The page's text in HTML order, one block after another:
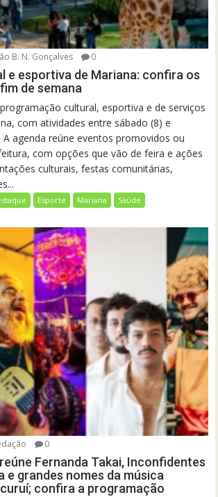
B. N. Gonçalves 0
e esportiva de Mariana: confira os
de semana
cultural, esportiva e de serviços
com atividades entre sábado (8) e
A agenda reúne eventos promovidos ou
com opções que vão de feira e ações
culturais, festas comunitárias,
Esporte Mariana Saúde
0
Fernanda Takai, Inconfidentes
e grandes nomes da música
confira a programação